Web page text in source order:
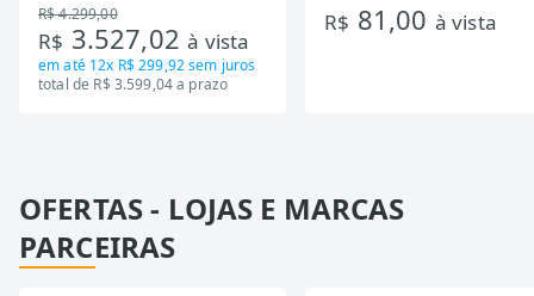
Tecnologia Inverter, Branco,
Bivolt
R$ 4.299,00
R$ 3.527,02à vista
em até 12x R$ 299,92sem juros
total de R$ 3.599,04 a prazo
R$ 81,00 à vista
OFERTAS - LOJAS E MARCAS
PARCEIRAS